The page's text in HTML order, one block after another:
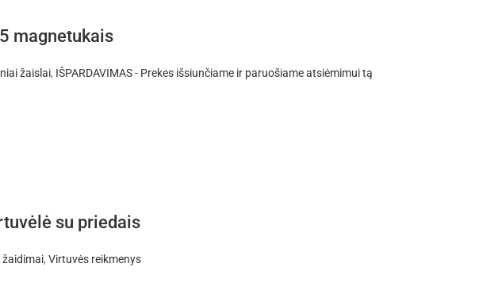
magnetukais
žaislai, IŠPARDAVIMAS - Prekes išsiunčiame ir paruošiame atsiėmimui tą
su priedais
žaidimai, Virtuvės reikmenys